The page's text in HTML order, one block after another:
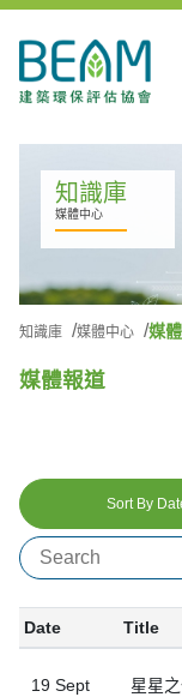
知識庫
媒體中心
知識庫 媒體中心 媒
媒體報道
Sort By
Date Title
19 Sept
星星